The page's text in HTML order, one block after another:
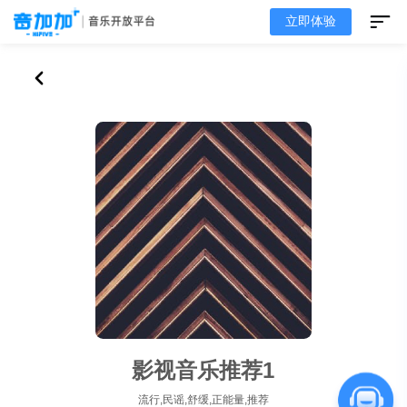
立即体验
影视音乐推荐1
流行,民谣,舒缓,正能量,推荐